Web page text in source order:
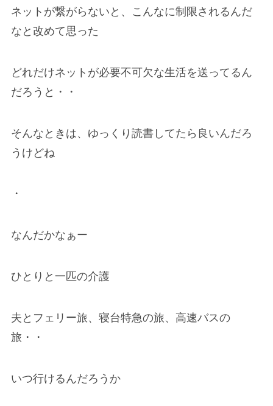
ネットが繋がらないと、こんなに制限されるんだ
なと改めて思った
どれだけネットが必要不可欠な生活を送ってるん
だろうと・・
そんなときは、ゆっくり読書してたら良いんだろ
うけどね
・
なんだかなぁー
ひとりと一匹の介護
夫とフェリー旅、寝台特急の旅、高速バスの
旅・・
いつ行けるんだろうか